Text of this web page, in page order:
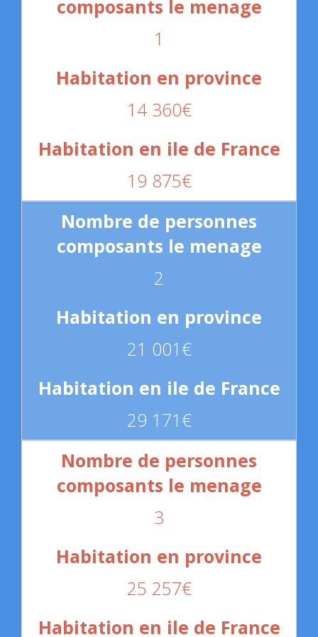
1
14 360€
19 875€
2
21 001€
29 171€
3
25 257€